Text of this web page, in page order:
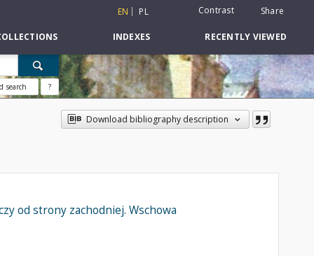
EN PL Contrast Share
INDEXES RECENTLY VIEWED
search ?
Download bibliography description
od strony zachodniej. Wschowa